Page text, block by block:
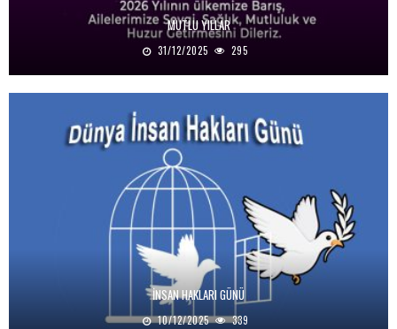
MUTLU YILLAR
31/12/2025 295
İNSAN HAKLARI GÜNÜ
10/12/2025 339